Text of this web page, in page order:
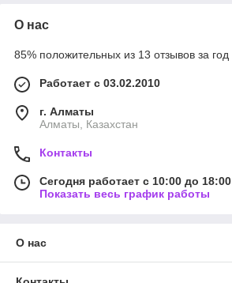
О нас
85% положительных из 13 отзывов за год
Работает с 03.02.2010
г. Алматы
Алматы, Казахстан
Контакты
Сегодня работает с 10:00 до 18:00
Показать весь график работы
О нас